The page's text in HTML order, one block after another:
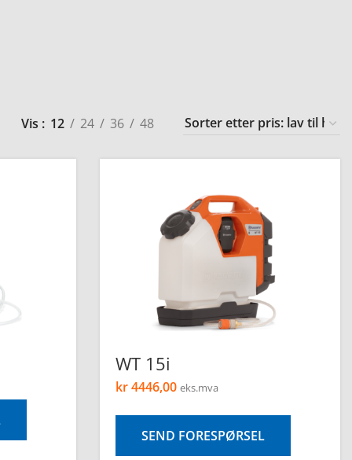
Vis 12 24 36 48
WT 15i
kr4446,00 eks.mva
SEND FORESPØRSEL